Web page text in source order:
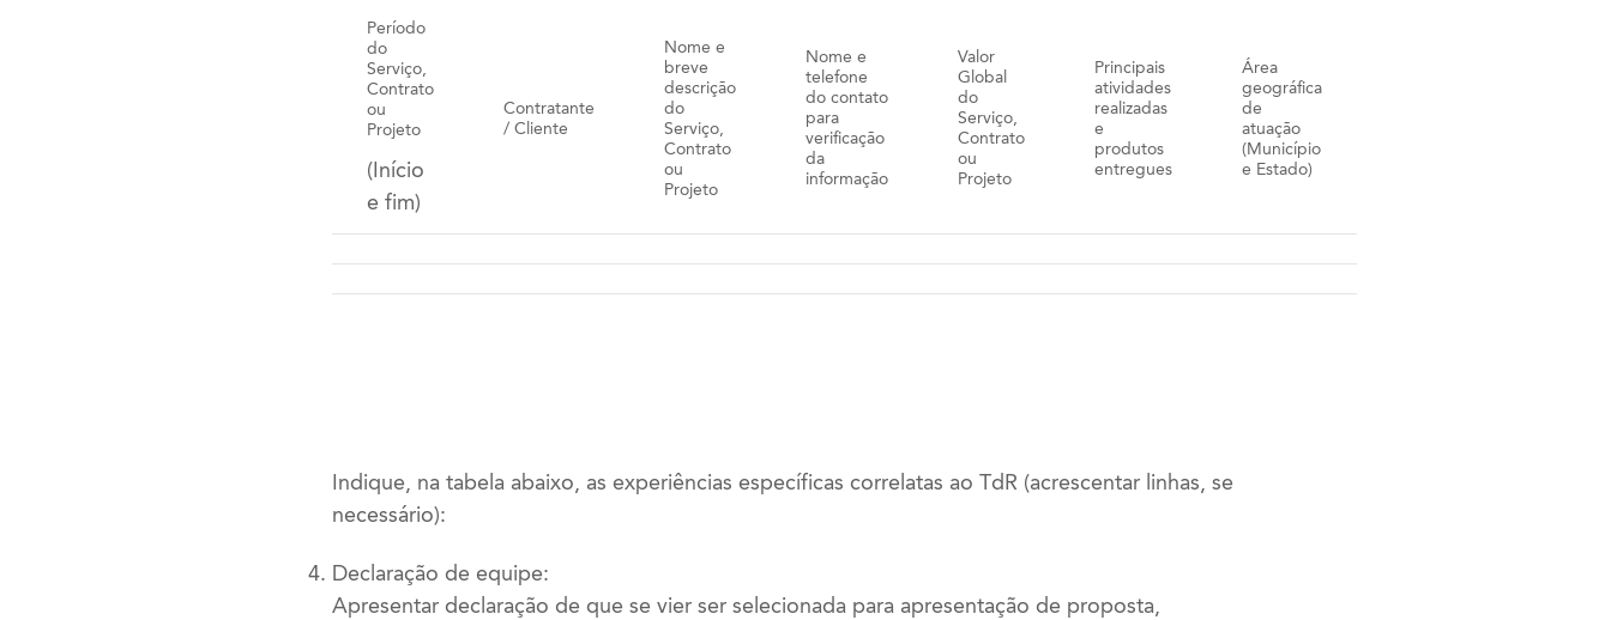
Período
do
Serviço,
Contrato
ou
Projeto
(Início
e fim)
Contratante
/ Cliente
Nome e
breve
descrição
do
Serviço,
Contrato
ou
Projeto
Nome e
telefone
do contato
para
verificação
da
informação
Valor
Global
do
Serviço,
Contrato
ou
Projeto
Principais
atividades
realizadas
e
produtos
entregues
Área
geográfica
de
atuação
(Município
e Estado)
Indique, na tabela abaixo, as experiências específicas correlatas ao TdR (acrescentar linhas, se
necessário):
Declaração de equipe:
Apresentar declaração de que se vier ser selecionada para apresentação de proposta,